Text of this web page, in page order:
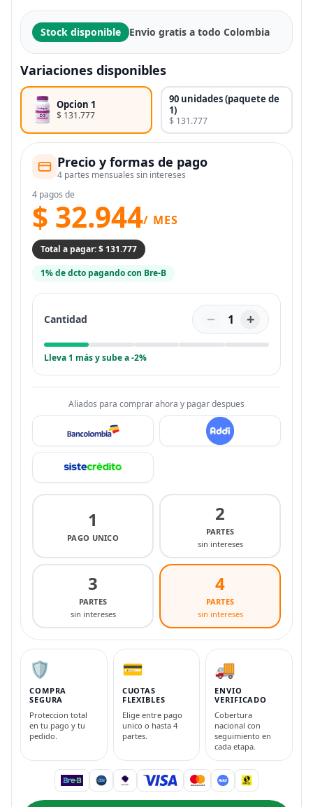
Stock disponible Envio gratis a todo Colombia
Variaciones disponibles
Opcion 1
$ 131.777
90 unidades (paquete de
1)
$ 131.777
Precio y formas de pago
4 partes mensuales sin intereses
4 pagos de
$ 32.944/ MES
Total a pagar: $ 131.777
1% de dcto pagando con Bre-B
Cantidad − 1 +
Lleva 1 más y sube a -2%
Aliados para comprar ahora y pagar despues
1
PAGO UNICO
2
PARTES
sin intereses
3
PARTES
sin intereses
4
PARTES
sin intereses
🛡️
COMPRA
SEGURA
Proteccion total
en tu pago y tu
pedido.
💳
CUOTAS
FLEXIBLES
Elige entre pago
unico o hasta 4
partes.
🚚
ENVIO
VERIFICADO
Cobertura
nacional con
seguimiento en
cada etapa.